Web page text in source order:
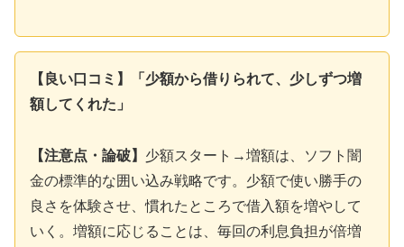
【良い口コミ】「少額から借りられて、少しずつ増
額してくれた」
【注意点・論破】 少額スタート→増額は、ソフト闇
金の標準的な囲い込み戦略です。少額で使い勝手の
良さを体験させ、慣れたところで借入額を増やして
いく。増額に応じることは、毎回の利息負担が倍増